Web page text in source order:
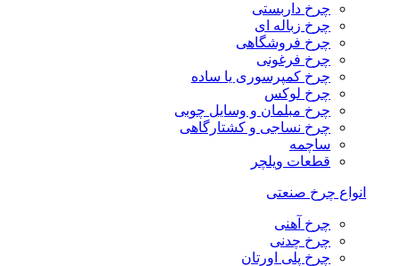
چرخ داربستی
چرخ زباله ای
چرخ فروشگاهی
چرخ فرغونی
چرخ کمپرسوری یا ساده
چرخ لوکس
چرخ مبلمان و وسایل چوبی
چرخ نساجی و کشتارگاهی
ساچمه
قطعات ویلچر
انواع چرخ صنعتی
چرخ آهنی
چرخ چدنی
چرخ پلی اورتان